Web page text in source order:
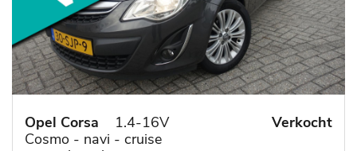
Opel Corsa
1.4-16V
Cosmo - navi - cruise
Verkocht